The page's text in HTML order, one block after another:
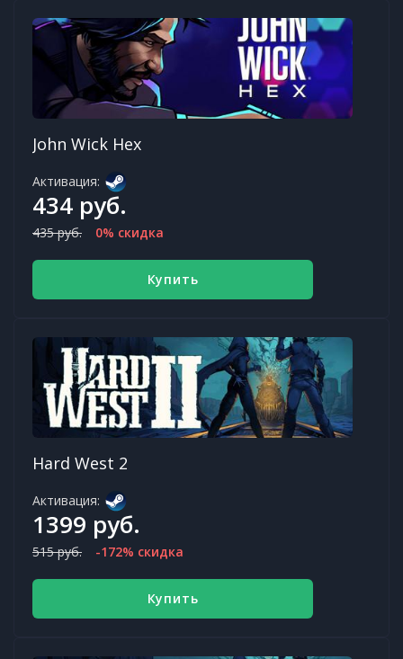
John Wick Hex
Активация:
434 руб.
435 руб. 0% скидка
Купить
Hard West 2
Активация:
1399 руб.
515 руб. -172% скидка
Купить